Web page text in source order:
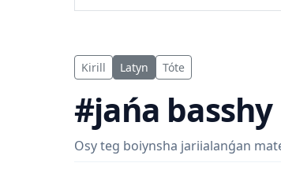
Kirill Latyn Tóte
#jańa basshy
Osy teg boiynsha jariialanǵan